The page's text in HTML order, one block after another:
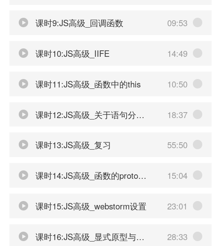
课时9:JS高级_回调函数 09:53
课时10:JS高级_IIFE 14:49
课时11:JS高级_函数中的this 10:50
课时12:JS高级_关于语句分号问题 18:37
课时13:JS高级_复习 55:50
课时14:JS高级_函数的prototype 15:04
课时15:JS高级_webstorm设置 23:01
课时16:JS高级_显式原型与隐式原型 28:33